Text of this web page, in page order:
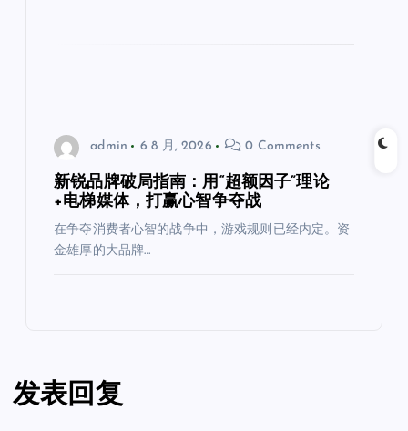
admin 6 8 月, 2026 0 Comments
新锐品牌破局指南：用“超额因子”理论
+电梯媒体，打赢心智争夺战
在争夺消费者心智的战争中，游戏规则已经内定。资
金雄厚的大品牌…
发表回复